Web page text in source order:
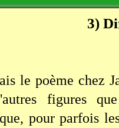
3)
le poème chez
figures
pour parfois